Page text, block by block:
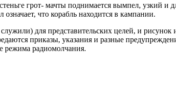
грот- мачты поднимается вымпел, узкий
что корабль находится в кампании.
для представительских целей, и рисунок
приказы, указания и разные
режима радиомолчания.